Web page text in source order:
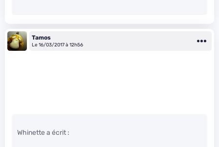
Tamos
Le 16/03/2017 à 12h56
Whinette a écrit :